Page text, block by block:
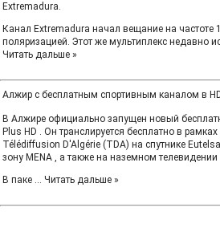
Extremadura.
Канал Extremadura начал вещание на частоте
поляризацией. Этот же мультиплекс недавно
Читать дальше »
Алжир с бесплатным спортивным каналом в
В Алжире официально запущен новый
Plus HD . Он транслируется бесплатно в
Télédiffusion D'Algérie (TDA) на спутнике
зону MENA , а также на наземном
В паке ... Читать дальше »